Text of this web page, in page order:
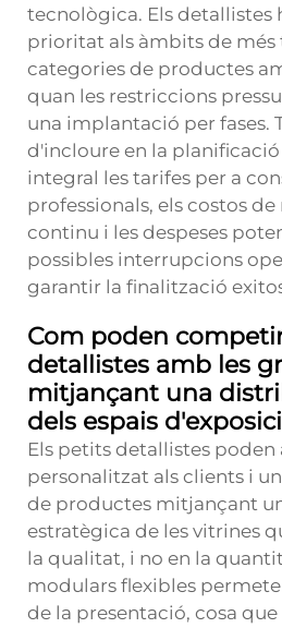
tecnològica. Els detallistes
prioritat als àmbits de més
categories de productes
quan les restriccions
una implantació per fases.
d'incloure en la
integral les tarifes per a
professionals, els costos
continu i les despeses
possibles interrupcions
garantir la finalització
Com poden
detallistes amb les
mitjançant una
dels espais
Els petits detallistes poden
personalitzat als clients i
de productes mitjançant
estratègica de les vitrines
la qualitat, i no en la
modulars flexibles
de la presentació, cosa